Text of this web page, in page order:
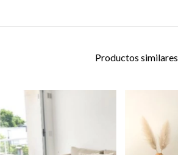
Productos similares